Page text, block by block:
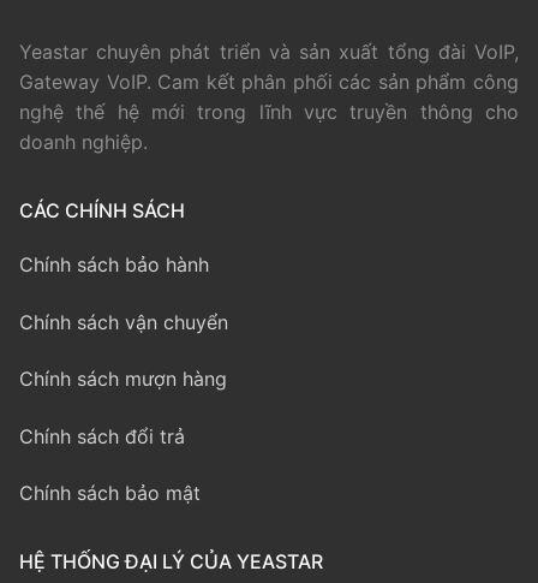
Yeastar chuyên phát triển và sản xuất tổng đài VoIP,
Gateway VoIP. Cam kết phân phối các sản phẩm công
nghệ thế hệ mới trong lĩnh vực truyền thông cho
doanh nghiệp.
CÁC CHÍNH SÁCH
Chính sách bảo hành
Chính sách vận chuyển
Chính sách mượn hàng
Chính sách đổi trả
Chính sách bảo mật
HỆ THỐNG ĐẠI LÝ CỦA YEASTAR